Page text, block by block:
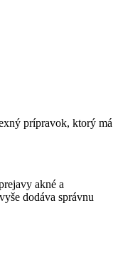
prípravok, ktorý má
akné a
dodáva správnu